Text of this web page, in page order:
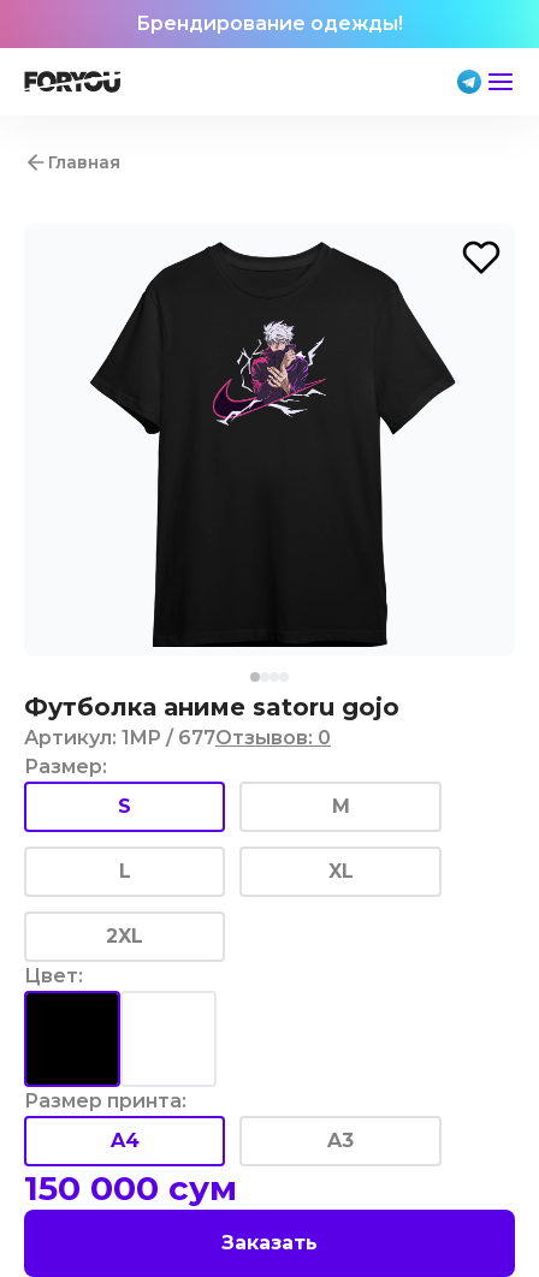
Брендирование одежды!
Главная
Футболка аниме satoru gojo
Артикул: 1MP / 677Отзывов: 0
Размер:
S
M
L XL
2XL
Цвет:
Размер принта:
A4
A3
150 000 сум
Заказать